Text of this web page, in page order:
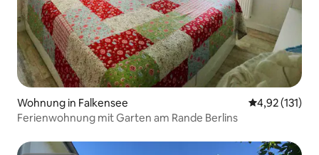
Wohnung in Falkensee
4,92 (131)
Ferienwohnung mit Garten am Rande Berlins